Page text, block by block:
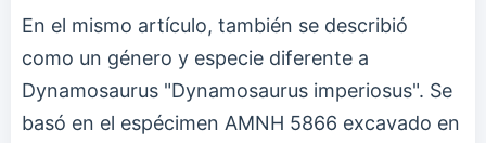
En el mismo artículo, también se describió
como un género y especie diferente a
Dynamosaurus "Dynamosaurus imperiosus". Se
basó en el espécimen AMNH 5866 excavado en